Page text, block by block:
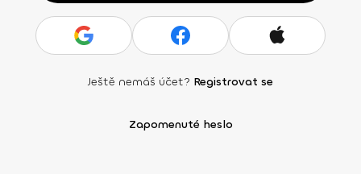
Ještě nemáš účet? Registrovat se
Zapomenuté heslo